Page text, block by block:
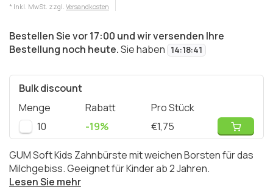
* Inkl. MwSt. zzgl. Versandkosten
Bestellen Sie vor 17:00 und wir versenden Ihre
Bestellung noch heute.Sie haben 14:18:41
Bulk discount
Menge
Rabatt
Pro Stück
10
-19% €1,75
GUM Soft Kids Zahnbürste mit weichen Borsten für das
Milchgebiss. Geeignet für Kinder ab 2 Jahren.
Lesen Sie mehr